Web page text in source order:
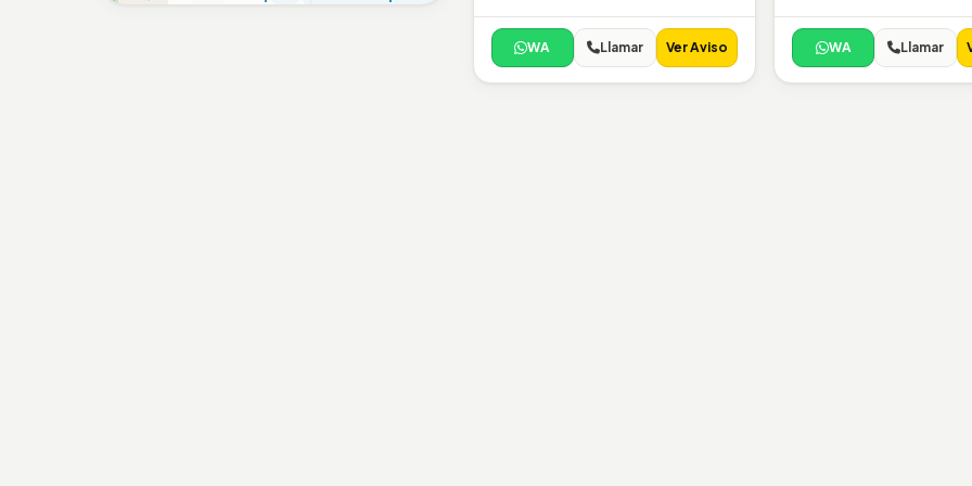
WA Llamar Ver Aviso WA Llamar